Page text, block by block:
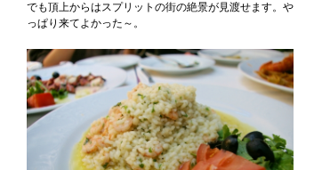
でも頂上からはスプリットの街の絶景が見渡せます。や
っぱり来てよかった～。